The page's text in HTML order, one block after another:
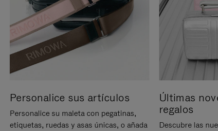
Personalice sus artículos
Personalice su maleta con pegatinas,
etiquetas, ruedas y asas únicas, o añada
Últimas
regalos
Descubre las